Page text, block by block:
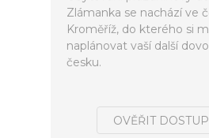
Zlámanka se nachází ve
Kroměříž, do kterého si
naplánovat vaší další
česku.
OVĚŘIT